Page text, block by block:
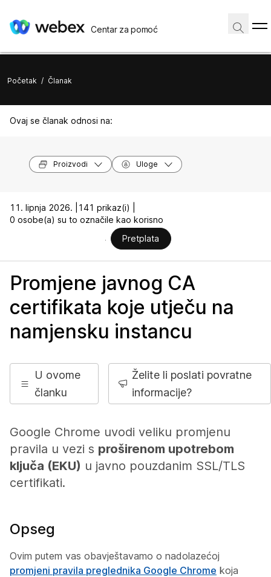
Centar za pomoć
Početak / Članak
Ovaj se članak odnosi na:
Proizvodi Uloge
11. lipnja 2026. |
141 prikaz(i) |
0 osobe(a) su to označile kao korisno
Pretplata
Promjene javnog CA
certifikata koje utječu na
namjensku instancu
U ovome
članku
Želite li poslati povratne
informacije?
Google Chrome uvodi veliku promjenu
pravila u vezi s proširenom upotrebom
ključa (EKU) u javno pouzdanim SSL/TLS
certifikati.
Opseg
Ovim putem vas obavještavamo o nadolazećoj
promjeni pravila preglednika Google Chrome koja